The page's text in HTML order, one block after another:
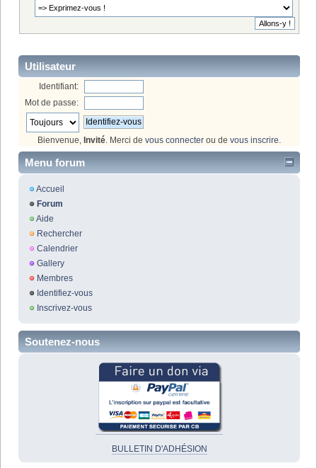
Utilisateur
Identifiant:
Mot de passe:
Bienvenue, Invité . Merci de vous connecter ou de vous inscrire
Menu forum
Accueil
Forum
Aide
Rechercher
Calendrier
Gallery
Membres
Identifiez-vous
Inscrivez-vous
Soutenez-nous
BULLETIN D'ADHÉSION